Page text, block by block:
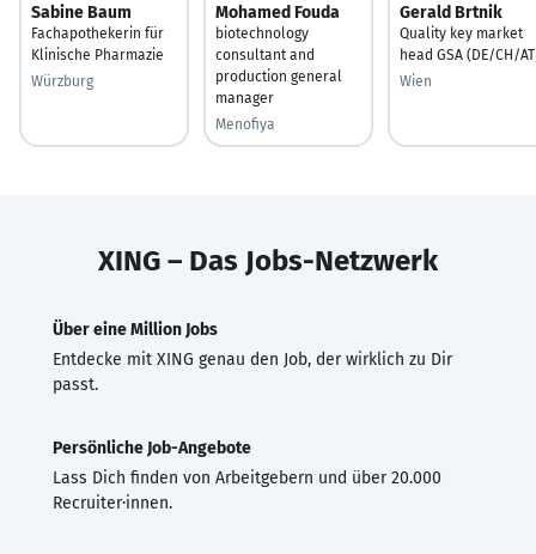
Sabine Baum
Fachapothekerin für
Klinische Pharmazie
Würzburg
Mohamed Fouda
biotechnology
consultant and
production general
manager
Menofiya
Gerald Brtnik
Quality key market
head GSA (DE/CH/
Wien
XING – Das Jobs-Netzwerk
Über eine Million Jobs
Entdecke mit XING genau den Job, der wirklich zu Dir
passt.
Persönliche Job-Angebote
Lass Dich finden von Arbeitgebern und über 20.000
Recruiter·innen.